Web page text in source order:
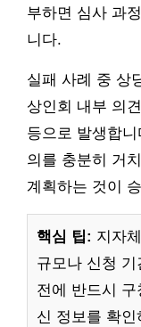
부하면 심사 과
니다.
실패 사례 중 상
상인회 내부 의
등으로 발생합
의를 충분히 거
계획하는 것이
핵심 팁: 지자
규모나 신청
전에 반드시
신 정보를 확